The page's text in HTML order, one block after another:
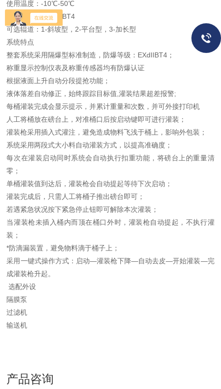
使用温度：-10℃-50℃
防爆等级： EX-dIIBT4
可选辊道：1-斜坡型，2-平台型，3-加长型
系统特点
整套系统采用隔爆型标准制造，防爆等级：EXdIIBT4；
称重显示控制仪表及称重传感器均有防爆认证
根据液面上升自动分段提抢功能；
液体落差自动修正，始终跟踪目标值,灌装结果超差报警;
每桶灌装完成会显示提示，并累计重量和次数，并可外接打印机
人工将桶放在磅台上，对准桶口后按启动键即可进行灌装；
灌装枪采用插入式灌注，避免造成物料飞浅于桶上，影响外包装；
系统采用两段式大小料自动灌装方式，以提高准确度；
每次在灌装启动同时系统会自动执行扣重功能，将磅台上的重量清
零；
单桶灌装值到达后，灌装枪会自动提起等待下次启动；
灌装完成后，只需人工将桶子推出磅台即可；
若遇紧急状况按下紧急停止钮即可解除本次灌装；
当灌装枪未插入桶内而顶在桶口外时，灌装枪自动提起，不执行灌
装；
*防滴漏装置，避免物料滴于桶子上；
采用一键式操作方式：启动—灌装枪下降—自动去皮—开始灌装—完
成灌装枪升起。
选配外设
隔膜泵
过滤机
输送机
产品咨询